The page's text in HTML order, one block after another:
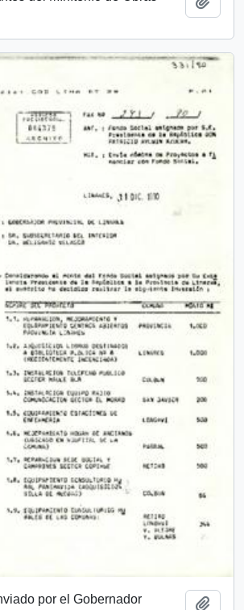
por el Gobernador